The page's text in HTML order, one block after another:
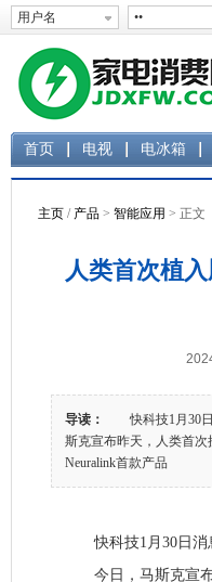
首页 电视 电冰箱
主页 / 产品 > 智能应用 > 正文
人类首次植
导读：
快科技1月30日
斯克宣布昨天，人类首
Neuralink首款产品
快科技1月30日消
今日，马斯克宣布“